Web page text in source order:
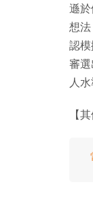
遜
想
認
審選
人水
【